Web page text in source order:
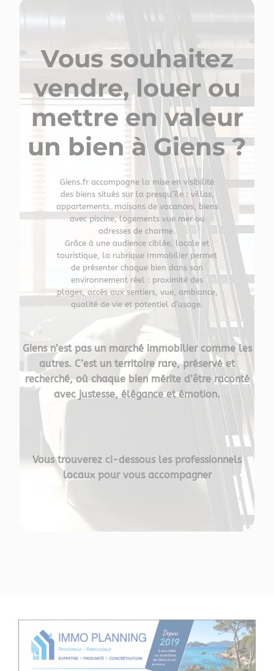
Vous souhaitez
vendre, louer ou
mettre en valeur
un bien à Giens ?
Giens.fr accompagne la mise en visibilité
des biens situés sur la presqu’île : villas,
appartements, maisons de vacances, biens
avec piscine, logements vue mer ou
adresses de charme.
Grâce à une audience ciblée, locale et
touristique, la rubrique Immobilier permet
de présenter chaque bien dans son
environnement réel : proximité des
plages, accès aux sentiers, vue, ambiance,
qualité de vie et potentiel d’usage.
Giens n’est pas un marché immobilier comme les
autres. C’est un territoire rare, préservé et
recherché, où chaque bien mérite d’être raconté
avec justesse, élégance et émotion.
Vous trouverez ci-dessous les professionnels
locaux pour vous accompagner